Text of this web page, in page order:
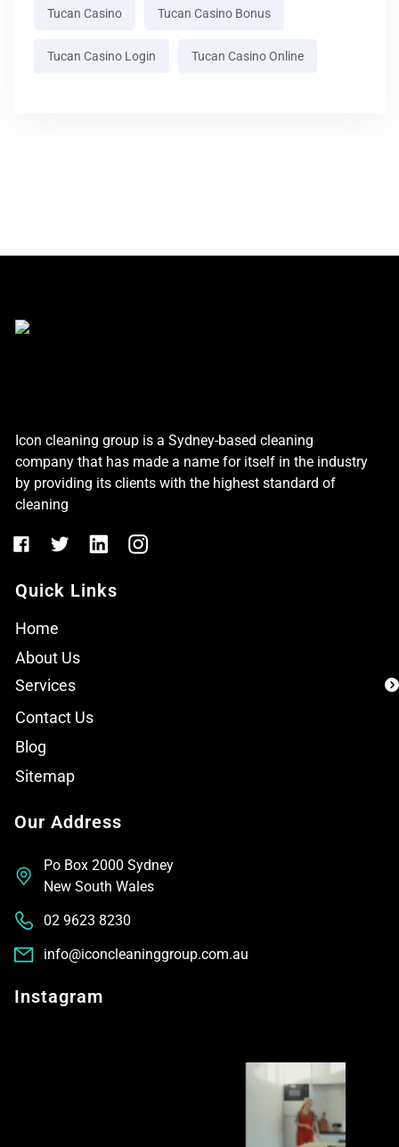
Tucan Casino Tucan Casino Bonus
Tucan Casino Login Tucan Casino Online
Icon cleaning group is a Sydney-based cleaning
company that has made a name for itself in the industry
by providing its clients with the highest standard of
cleaning
Quick Links
Home
About Us
Services
Contact Us
Blog
Sitemap
Our Address
Po Box 2000 Sydney
New South Wales
02 9623 8230
info@iconcleaninggroup.com.au
Instagram